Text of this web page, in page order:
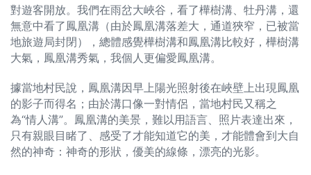
對遊客開放。我們在雨岔大峽谷，看了樺樹溝、牡丹溝，還
無意中看了鳳凰溝（由於鳳凰溝落差大，通道狹窄，已被當
地旅遊局封閉），總體感覺樺樹溝和鳳凰溝比較好，樺樹溝
大氣，鳳凰溝秀氣，我個人更偏愛鳳凰溝。
據當地村民說，鳳凰溝因早上陽光照射後在峽壁上出現鳳凰
的影子而得名；由於溝口像一對情侶，當地村民又稱之
為“情人溝”。鳳凰溝的美景，難以用語言、照片表達出來，
只有親眼目睹了、感受了才能知道它的美，才能體會到大自
然的神奇：神奇的形狀，優美的線條，漂亮的光影。